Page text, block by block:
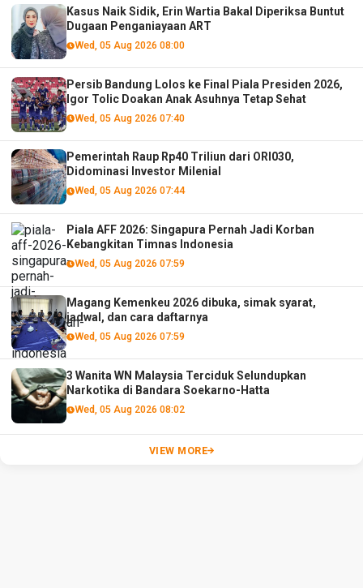
Kasus Naik Sidik, Erin Wartia Bakal Diperiksa Buntut
Dugaan Penganiayaan ART
Wed, 05 Aug 2026 08:00
Persib Bandung Lolos ke Final Piala Presiden 2026,
Igor Tolic Doakan Anak Asuhnya Tetap Sehat
Wed, 05 Aug 2026 07:40
Pemerintah Raup Rp40 Triliun dari ORI030,
Didominasi Investor Milenial
Wed, 05 Aug 2026 07:44
Piala AFF 2026: Singapura Pernah Jadi Korban
Kebangkitan Timnas Indonesia
Wed, 05 Aug 2026 07:59
Magang Kemenkeu 2026 dibuka, simak syarat,
jadwal, dan cara daftarnya
Wed, 05 Aug 2026 07:59
3 Wanita WN Malaysia Terciduk Selundupkan
Narkotika di Bandara Soekarno-Hatta
Wed, 05 Aug 2026 08:02
VIEW MORE